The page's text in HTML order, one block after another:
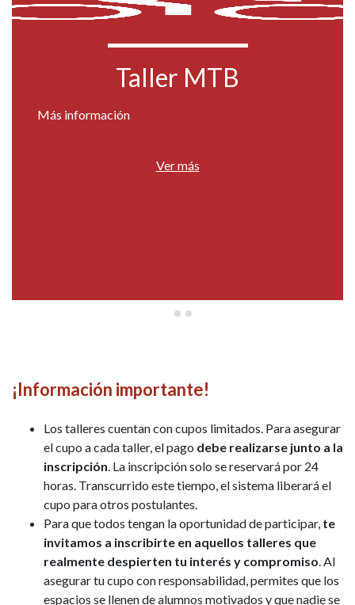
Taller MTB
Más información
Ver más
¡Información importante!
Los talleres cuentan con cupos limitados. Para asegurar
el cupo a cada taller, el pago debe realizarse junto a la
inscripción. La inscripción solo se reservará por 24
horas. Transcurrido este tiempo, el sistema liberará el
cupo para otros postulantes.
Para que todos tengan la oportunidad de participar, te
invitamos a inscribirte en aquellos talleres que
realmente despierten tu interés y compromiso. Al
asegurar tu cupo con responsabilidad, permites que los
espacios se llenen de alumnos motivados y que nadie se